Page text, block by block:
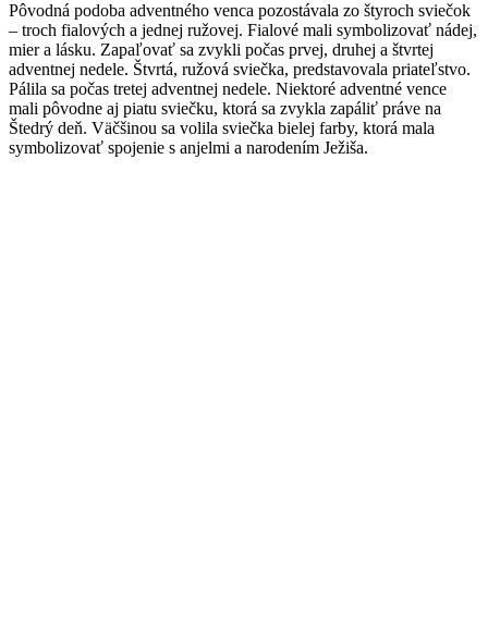
Pôvodná podoba adventného venca pozostávala zo štyroch sviečok
– troch fialových a jednej ružovej. Fialové mali symbolizovať nádej,
mier a lásku. Zapaľovať sa zvykli počas prvej, druhej a štvrtej
adventnej nedele. Štvrtá, ružová sviečka, predstavovala priateľstvo.
Pálila sa počas tretej adventnej nedele. Niektoré adventné vence
mali pôvodne aj piatu sviečku, ktorá sa zvykla zapáliť práve na
Štedrý deň. Väčšinou sa volila sviečka bielej farby, ktorá mala
symbolizovať spojenie s anjelmi a narodením Ježiša.